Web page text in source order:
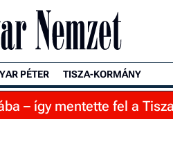
PÉTER TISZA-KORMÁNY
– így mentette fel a